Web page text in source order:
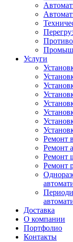
Услуги
Ремонт
Ремонт
Ремонт
Ремонт
Доставка
О компании
Портфолио
Контакты